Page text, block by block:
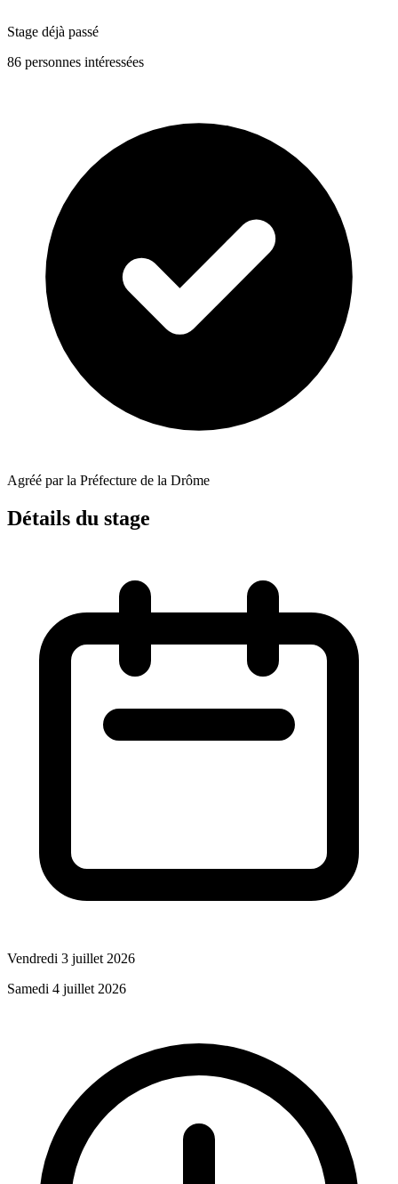
Stage déjà passé
86 personnes intéressées
Agréé par la Préfecture de la Drôme
Détails du stage
Vendredi 3 juillet 2026
Samedi 4 juillet 2026